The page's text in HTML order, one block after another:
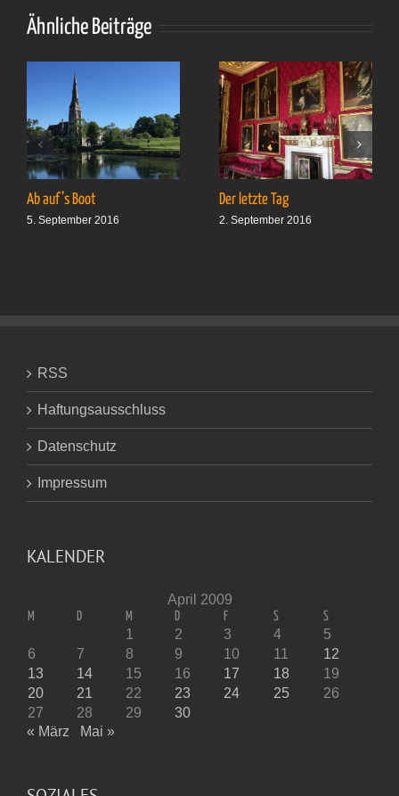
Ähnliche Beiträge
Ab auf’s Boot
5. September 2016
Der letzte Tag
2. September 2016
RSS
Haftungsausschluss
Datenschutz
Impressum
KALENDER
April 2009
M D M D F S S
1 2 3 4
5
6
7 8 9 10 11
12
13
14 15 16 17 18
19
20
21 22 23 24 25
26
27
28 29
30
« März
Mai »